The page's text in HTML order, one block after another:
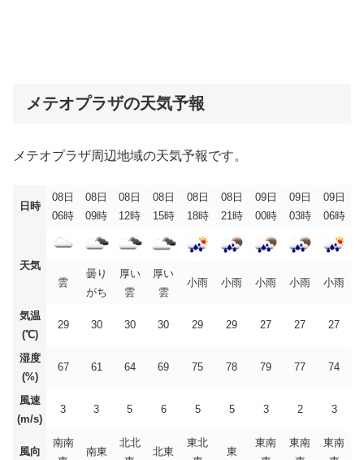
メテオプラザの天気予報
メテオプラザ周辺地域の天気予報です。
日時
08日
06時
08日
09時
08日
12時
08日
15時
08日
18時
08日
21時
09日
00時
09日
03時
09日
06時
天気
雲
曇り
がち
厚い
雲
厚い
雲
小雨 小雨 小雨 小雨 小雨
気温
(℃)
29 30 30 30 29 29 27 27 27
湿度
(%)
67 61 64 69 75 78 79 77 74
風速
(m/s)
3 3 5 6 5 5 3 2 3
風向
南南
南東
北北
北東
東北
東
東南
東南
東南